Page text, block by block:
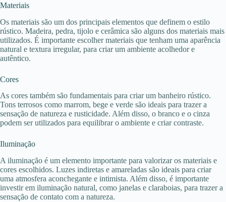
Materiais
Os materiais são um dos principais elementos que definem o estilo
rústico. Madeira, pedra, tijolo e cerâmica são alguns dos materiais mais
utilizados. É importante escolher materiais que tenham uma aparência
natural e textura irregular, para criar um ambiente acolhedor e
autêntico.
Cores
As cores também são fundamentais para criar um banheiro rústico.
Tons terrosos como marrom, bege e verde são ideais para trazer a
sensação de natureza e rusticidade. Além disso, o branco e o cinza
podem ser utilizados para equilibrar o ambiente e criar contraste.
Iluminação
A iluminação é um elemento importante para valorizar os materiais e
cores escolhidos. Luzes indiretas e amareladas são ideais para criar
uma atmosfera aconchegante e intimista. Além disso, é importante
investir em iluminação natural, como janelas e claraboias, para trazer a
sensação de contato com a natureza.